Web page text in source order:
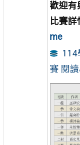
歡迎有
比賽詳
me
114
賽 閱